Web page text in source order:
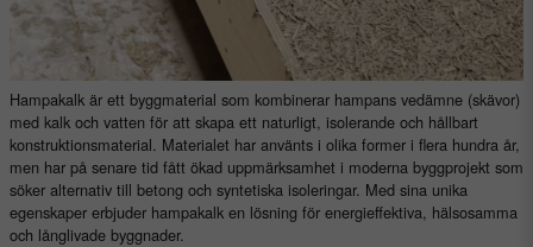
Hampakalk är ett byggmaterial som kombinerar hampans vedämne (skävor)
med kalk och vatten för att skapa ett naturligt, isolerande och hållbart
konstruktionsmaterial. Materialet har använts i olika former i flera hundra år,
men har på senare tid fått ökad uppmärksamhet i moderna byggprojekt som
söker alternativ till betong och syntetiska isoleringar. Med sina unika
egenskaper erbjuder hampakalk en lösning för energieffektiva, hälsosamma
och långlivade byggnader.